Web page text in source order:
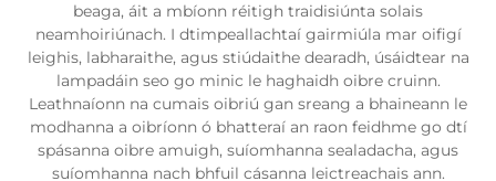
beaga, áit a mbíonn réitigh traidisiúnta solais
neamhoiriúnach. I dtimpeallachtaí gairmiúla mar oifigí
leighis, labharaithe, agus stiúdaithe dearadh, úsáidtear na
lampadáin seo go minic le haghaidh oibre cruinn.
Leathnaíonn na cumais oibriú gan sreang a bhaineann le
modhanna a oibríonn ó bhatteraí an raon feidhme go dtí
spásanna oibre amuigh, suíomhanna sealadacha, agus
suíomhanna nach bhfuil cásanna leictreachais ann.